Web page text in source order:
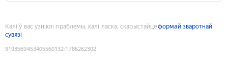
Калі ў вас узніклі праблемы, калі ласка, скарыстайцеформай зваротнай
сувязі
9193569453405560132:1786262302